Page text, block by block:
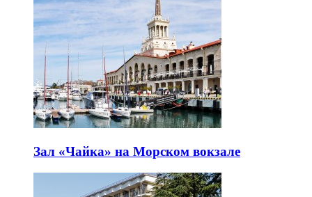
Зал «Чайка» на Морском вокзале